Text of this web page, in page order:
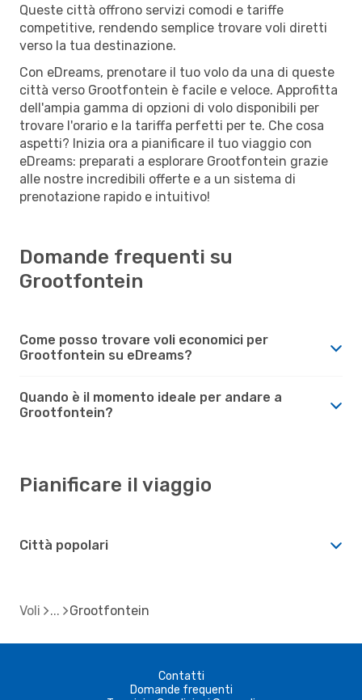
Queste città offrono servizi comodi e tariffe
competitive, rendendo semplice trovare voli diretti
verso la tua destinazione.
Con eDreams, prenotare il tuo volo da una di queste
città verso Grootfontein è facile e veloce. Approfitta
dell'ampia gamma di opzioni di volo disponibili per
trovare l'orario e la tariffa perfetti per te. Che cosa
aspetti? Inizia ora a pianificare il tuo viaggio con
eDreams: preparati a esplorare Grootfontein grazie
alle nostre incredibili offerte e a un sistema di
prenotazione rapido e intuitivo!
Domande frequenti su
Grootfontein
Come posso trovare voli economici per
Grootfontein su eDreams?
Quando è il momento ideale per andare a
Grootfontein?
Pianificare il viaggio
Città popolari
Voli Grootfontein
Contatti
Domande frequenti